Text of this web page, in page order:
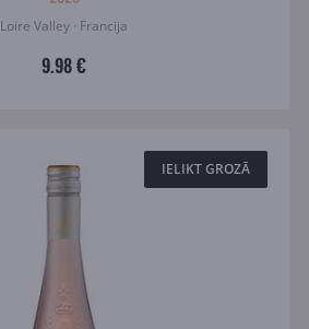
Loire Valley · Francija
9.98 €
IELIKT GROZĀ